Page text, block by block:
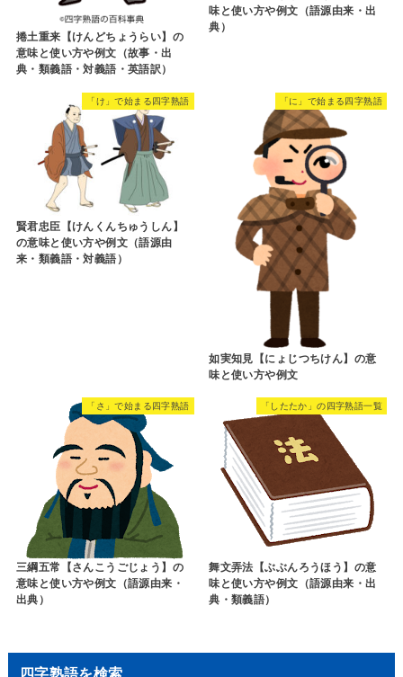
捲土重来【けんどちょうらい】の
意味と使い方や例文（故事・出
典・類義語・対義語・英語訳）
味と使い方や例文（語源由来・出
典）
「け」で始まる四字熟語
賢君忠臣【けんくんちゅうしん】
の意味と使い方や例文（語源由
来・類義語・対義語）
「に」で始まる四字熟語
如実知見【にょじつちけん】の意
味と使い方や例文
「さ」で始まる四字熟語
三綱五常【さんこうごじょう】の
意味と使い方や例文（語源由来・
出典）
「したたか」の四字熟語一覧
舞文弄法【ぶぶんろうほう】の意
味と使い方や例文（語源由来・出
典・類義語）
四字熟語を検索